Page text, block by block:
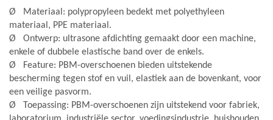
Ø
Materiaal: polypropyleen bedekt met polyethyleen
materiaal, PPE materiaal.
Ø
Ontwerp: ultrasone afdichting gemaakt door een machine,
enkele of dubbele elastische band over de enkels.
Ø
Feature: PBM-overschoenen bieden uitstekende
bescherming tegen stof en vuil, elastiek aan de bovenkant, voor
een veilige pasvorm.
Ø
Toepassing: PBM-overschoenen zijn uitstekend voor fabriek,